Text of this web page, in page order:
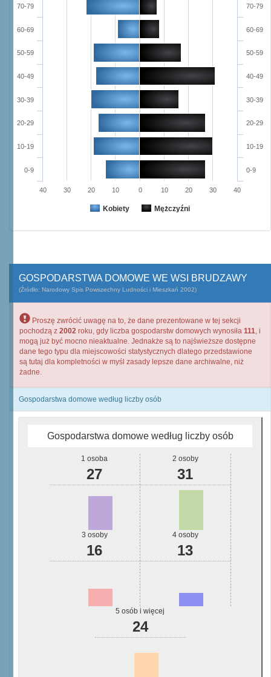
Kobiety Mężczyźni
0-9
10-19
20-29
30-39
40-49
50-59
60-69
70-79
0-9
10-19
20-29
30-39
40-49
50-59
60-69
70-79
40 30 20 10 0 10 20 30 40
GOSPODARSTWA DOMOWE WE WSI BRUDZAWY
(Źródło: Narodowy Spis Powszechny Ludności i Mieszkań 2002)
Proszę zwrócić uwagę na to, że dane prezentowane w tej sekcji
pochodzą z 2002 roku, gdy liczba gospodarstw domowych wynosiła 111, i
mogą już być mocno nieaktualne. Jednakże są to najświeższe dostępne
dane tego typu dla miejscowości statystycznych dlatego przedstawione
są tutaj dla kompletności w myśl zasady lepsze dane archiwalne, niż
żadne.
Gospodarstwa domowe według liczby osób
Gospodarstwa domowe według liczby osób
1 osoba
27
2 osoby
31
3 osoby
16
4 osoby
13
5 osób i więcej
24